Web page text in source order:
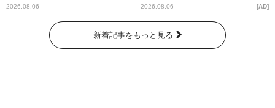
2026.08.06
洞窟」ブランドを強化
2026.08.06 AD
新着記事をもっと見る